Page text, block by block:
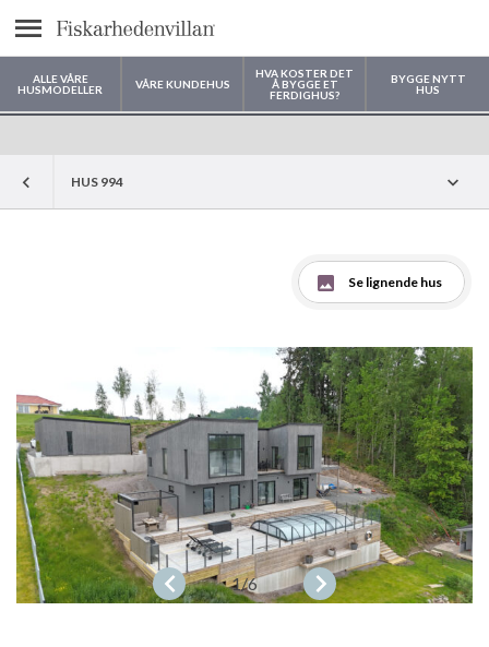
text.menu
ALLE VÅRE
HUSMODELLER
VÅRE KUNDEHUS
HVA KOSTER DET
Å BYGGE ET
FERDIGHUS?
BYGGE NYTT
HUS
Hvor vil du bygge huset ditt?
HUS 994
Se lignende hus
1/6